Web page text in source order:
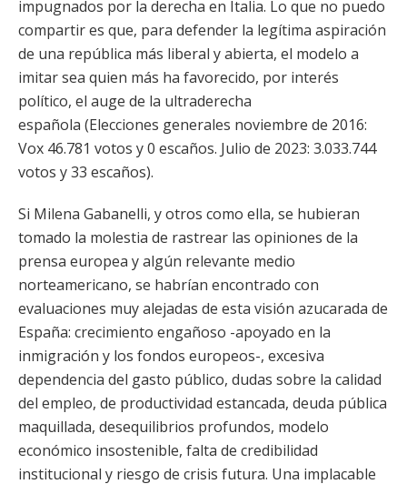
impugnados por la derecha en Italia. Lo que no puedo
compartir es que, para defender la legítima aspiración
de una república más liberal y abierta, el modelo a
imitar sea quien más ha favorecido, por interés
político, el auge de la ultraderecha
española (Elecciones generales noviembre de 2016:
Vox 46.781 votos y 0 escaños. Julio de 2023: 3.033.744
votos y 33 escaños).
Si Milena Gabanelli, y otros como ella, se hubieran
tomado la molestia de rastrear las opiniones de la
prensa europea y algún relevante medio
norteamericano, se habrían encontrado con
evaluaciones muy alejadas de esta visión azucarada de
España: crecimiento engañoso -apoyado en la
inmigración y los fondos europeos-, excesiva
dependencia del gasto público, dudas sobre la calidad
del empleo, de productividad estancada, deuda pública
maquillada, desequilibrios profundos, modelo
económico insostenible, falta de credibilidad
institucional y riesgo de crisis futura. Una implacable